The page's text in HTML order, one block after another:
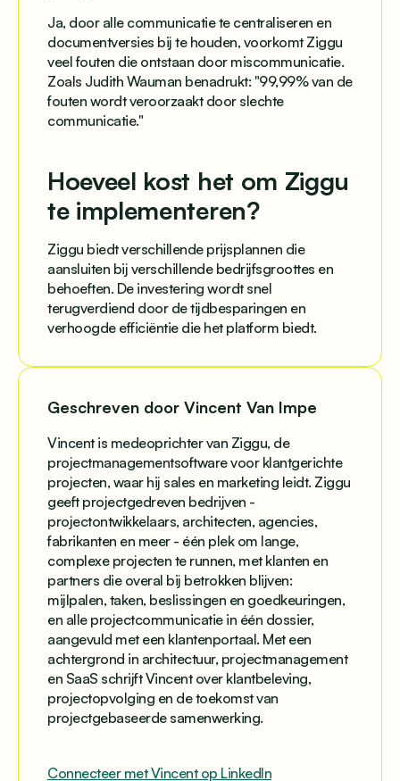
Ja, door alle communicatie te centraliseren en
documentversies bij te houden, voorkomt Ziggu
veel fouten die ontstaan door miscommunicatie.
Zoals Judith Wauman benadrukt: "99,99% van de
fouten wordt veroorzaakt door slechte
communicatie."
Hoeveel kost het om Ziggu
te implementeren?
Ziggu biedt verschillende prijsplannen die
aansluiten bij verschillende bedrijfsgroottes en
behoeften. De investering wordt snel
terugverdiend door de tijdbesparingen en
verhoogde efficiëntie die het platform biedt.
Geschreven door Vincent Van Impe
Vincent is medeoprichter van Ziggu, de
projectmanagementsoftware voor klantgerichte
projecten, waar hij sales en marketing leidt. Ziggu
geeft projectgedreven bedrijven -
projectontwikkelaars, architecten, agencies,
fabrikanten en meer - één plek om lange,
complexe projecten te runnen, met klanten en
partners die overal bij betrokken blijven:
mijlpalen, taken, beslissingen en goedkeuringen,
en alle projectcommunicatie in één dossier,
aangevuld met een klantenportaal. Met een
achtergrond in architectuur, projectmanagement
en SaaS schrijft Vincent over klantbeleving,
projectopvolging en de toekomst van
projectgebaseerde samenwerking.
Connecteer met Vincent op LinkedIn